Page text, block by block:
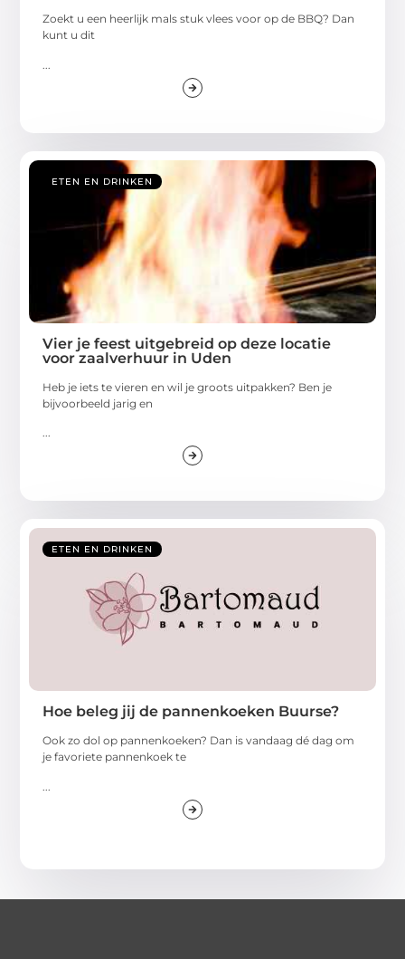
Zoekt u een heerlijk mals stuk vlees voor op de BBQ? Dan
kunt u dit
ETEN EN DRINKEN
Vier je feest uitgebreid op deze locatie
voor zaalverhuur in Uden
Heb je iets te vieren en wil je groots uitpakken? Ben je
bijvoorbeeld jarig en
...
ETEN EN DRINKEN
Hoe beleg jij de pannenkoeken Buurse?
Ook zo dol op pannenkoeken? Dan is vandaag dé dag om
je favoriete pannenkoek te